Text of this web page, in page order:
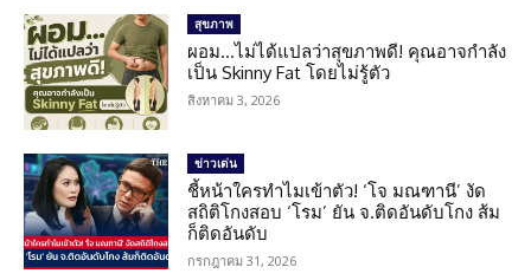
สุขภาพ
ผอม…ไม่ได้แปลว่าสุขภาพดี! คุณอาจกำลัง
เป็น Skinny Fat โดยไม่รู้ตัว
สิงหาคม 3, 2026
ข่าวเด่น
ชี้หน้าใครทำไมเข้าตัว! ‘โจ มณฑานี’ งัด
สถิติโกงสอบ ‘โรม’ ยัน จ.ติดอันดับโกง ส้ม
ก็ติดอันดับ
กรกฎาคม 31, 2026